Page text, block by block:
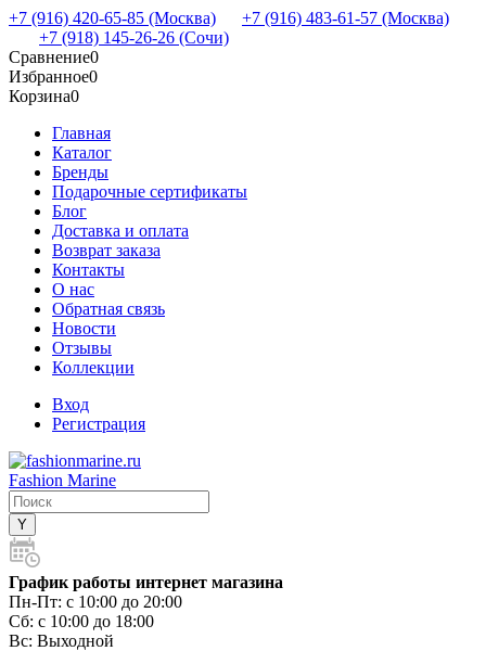
+7 (916) 420-65-85 (Москва)
+7 (916) 483-61-57 (Москва)
+7 (918) 145-26-26 (Сочи)
Сравнение0
Избранное0
Корзина0
Главная
Каталог
Бренды
Подарочные сертификаты
Блог
Доставка и оплата
Возврат заказа
Контакты
О нас
Обратная связь
Новости
Отзывы
Коллекции
Вход
Регистрация
Fashion Marine
График работы интернет магазина
Пн-Пт: с 10:00 до 20:00
Сб: с 10:00 до 18:00
Вс: Выходной